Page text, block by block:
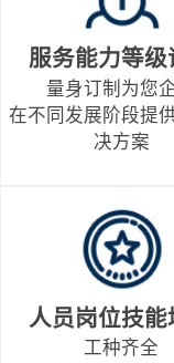
服务能力等级
量身订制为您
在不同发展阶段提
决方案
人员岗位技能
工种齐全